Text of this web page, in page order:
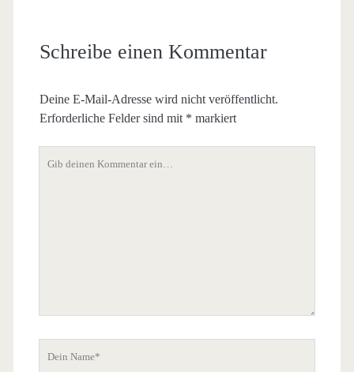
Schreibe einen Kommentar
Deine E-Mail-Adresse wird nicht veröffentlicht.
Erforderliche Felder sind mit * markiert